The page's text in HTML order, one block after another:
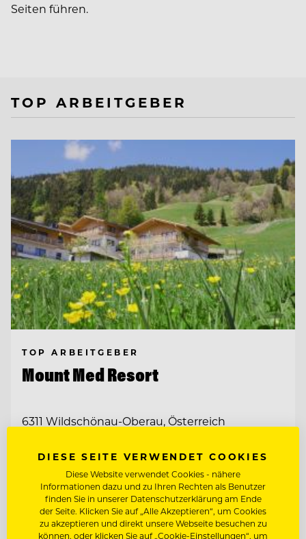
Seiten führen.
TOP ARBEITGEBER
TOP ARBEITGEBER
Mount Med Resort
6311 Wildschönau-Oberau, Österreich
FRONT OFFICE & RESERVIERUNGS
MITARBEITER:IN
SENIOR RESERVIERUNGS- & FRONT
OFFICE SPECIALIST (M/W/D)
DIESE SEITE VERWENDET COOKIES
Diese Website verwendet Cookies - nähere
Informationen dazu und zu Ihren Rechten als Benutzer
finden Sie in unserer Datenschutzerklärung am Ende
der Seite. Klicken Sie auf „Alle Akzeptieren“, um Cookies
zu akzeptieren und direkt unsere Webseite besuchen zu
können, oder klicken Sie auf „Cookie-Einstellungen“, um